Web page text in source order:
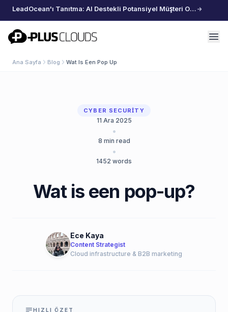
LeadOcean'ı Tanıtma: AI Destekli Potansiyel Müşteri Oluşturma, Özenle Seçilmiş Veriler, Zahmetsiz Büyüme
PlusClouds
Ana Sayfa Blog Wat Is Een Pop Up
CYBER SECURITY
11 Ara 2025
•
8 min read
•
1452 words
Wat is een pop-up?
Ece Kaya
Content Strategist
Cloud infrastructure & B2B marketing
HIZLI ÖZET